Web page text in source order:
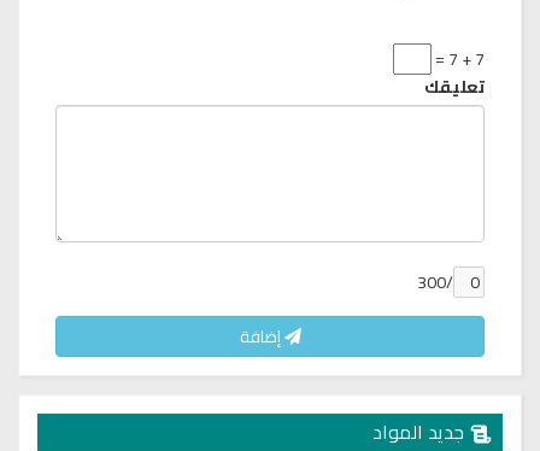
7 + 7 =
تعليقك
/300
إضافة
جديد المواد